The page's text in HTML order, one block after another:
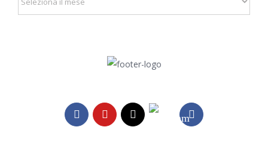
FacebookYouTubeEmailTelegram Instagram